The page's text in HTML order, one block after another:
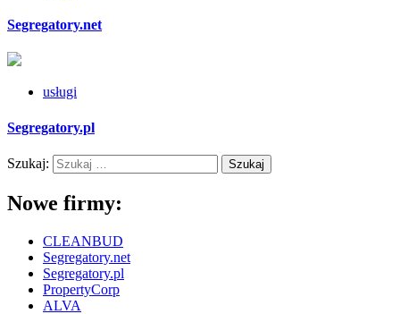
Segregatory.net
usługi
Segregatory.pl
Szukaj:
Nowe firmy:
CLEANBUD
Segregatory.net
Segregatory.pl
PropertyCorp
ALVA